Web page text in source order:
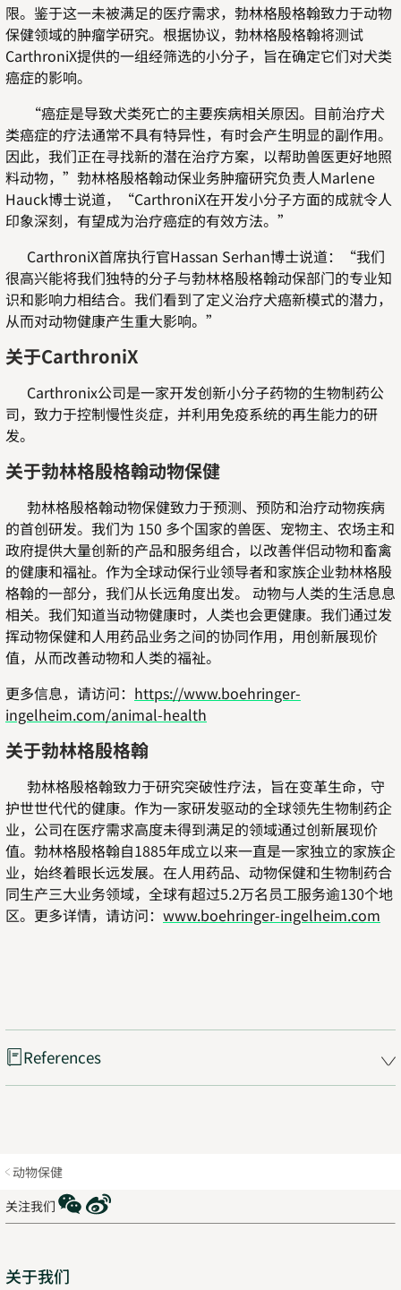
限。鉴于这一未被满足的医疗需求，勃林格殷格翰致力于动物
保健领域的肿瘤学研究。根据协议，勃林格殷格翰将测试
CarthroniX提供的一组经筛选的小分子，旨在确定它们对犬类
癌症的影响。
“癌症是导致犬类死亡的主要疾病相关原因。目前治疗犬
类癌症的疗法通常不具有特异性，有时会产生明显的副作用。
因此，我们正在寻找新的潜在治疗方案，以帮助兽医更好地照
料动物，”勃林格殷格翰动保业务肿瘤研究负责人Marlene
Hauck博士说道，“CarthroniX在开发小分子方面的成就令人
印象深刻，有望成为治疗癌症的有效方法。”
CarthroniX首席执行官Hassan Serhan博士说道：“我们
很高兴能将我们独特的分子与勃林格殷格翰动保部门的专业知
识和影响力相结合。我们看到了定义治疗犬癌新模式的潜力，
从而对动物健康产生重大影响。”
关于CarthroniX
Carthronix公司是一家开发创新小分子药物的生物制药公
司，致力于控制慢性炎症，并利用免疫系统的再生能力的研
发。
关于勃林格殷格翰动物保健
勃林格殷格翰动物保健致力于预测、预防和治疗动物疾病
的首创研发。我们为 150 多个国家的兽医、宠物主、农场主和
政府提供大量创新的产品和服务组合，以改善伴侣动物和畜禽
的健康和福祉。作为全球动保行业领导者和家族企业勃林格殷
格翰的一部分，我们从长远角度出发。 动物与人类的生活息息
相关。我们知道当动物健康时，人类也会更健康。我们通过发
挥动物保健和人用药品业务之间的协同作用，用创新展现价
值，从而改善动物和人类的福祉。
更多信息，请访问： https://www.boehringer-
ingelheim.com/animal-health
关于勃林格殷格翰
勃林格殷格翰致力于研究突破性疗法，旨在变革生命，守
护世世代代的健康。作为一家研发驱动的全球领先生物制药企
业，公司在医疗需求高度未得到满足的领域通过创新展现价
值。勃林格殷格翰自1885年成立以来一直是一家独立的家族企
业，始终着眼长远发展。在人用药品、动物保健和生物制药合
同生产三大业务领域，全球有超过5.2万名员工服务逾130个地
区。更多详情，请访问： www.boehringer-ingelheim.com
References
动物保健
关注我们
WeChat
Weibo
Sitemap
关于我们